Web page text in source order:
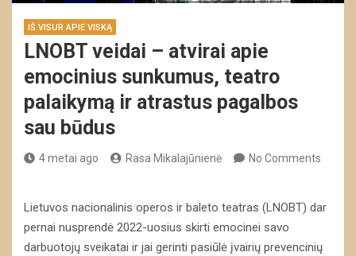
IŠ VISUR APIE VISKĄ
LNOBT veidai – atvirai apie
emocinius sunkumus, teatro
palaikymą ir atrastus pagalbos
sau būdus
4 metai ago Rasa Mikalajūnienė No Comments
Lietuvos nacionalinis operos ir baleto teatras (LNOBT) dar
pernai nusprendė 2022-uosius skirti emocinei savo
darbuotojų sveikatai ir jai gerinti pasiūlė įvairių prevencinių